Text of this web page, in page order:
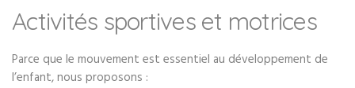
Activités sportives et motrices
Parce que le mouvement est essentiel au développement de
l’enfant, nous proposons :